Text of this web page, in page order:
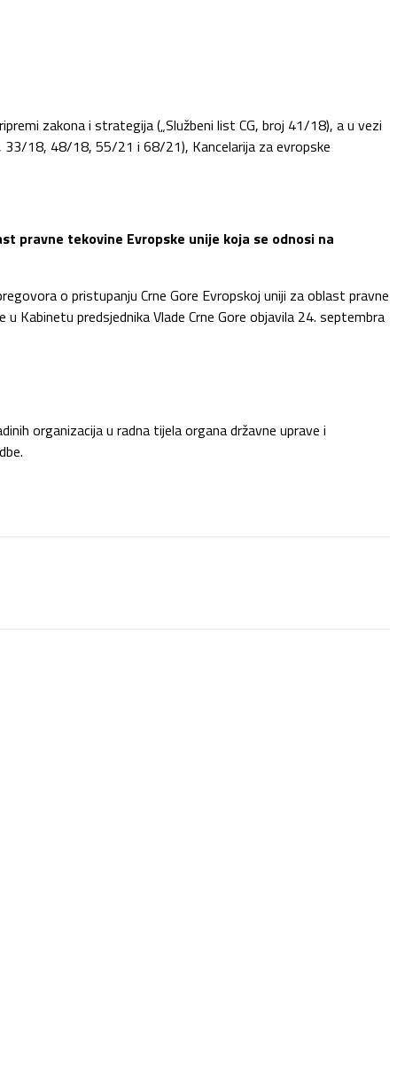
zakona i strategija („Službeni list CG, broj 41/18), a u vezi
33/18, 48/18, 55/21 i 68/21), Kancelarija za evropske
pravne tekovine Evropske unije koja se odnosi na
o pristupanju Crne Gore Evropskoj uniji za oblast pravne
Kabinetu predsjednika Vlade Crne Gore objavila 24. septembra
organizacija u radna tijela organa državne uprave i